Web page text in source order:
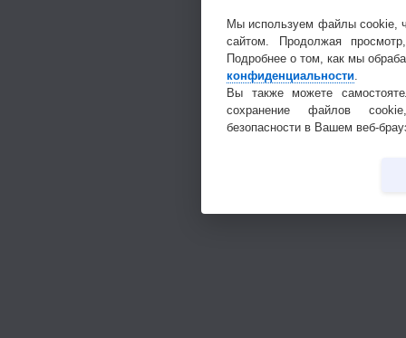
Мы используем файлы cookie,
сайтом. Продолжая
Подробнее о том, как мы
конфиденциальности.
Вы также можете
сохранение файлов
безопасности в Вашем веб-